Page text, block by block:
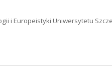
i Europeistyki Uniwersytetu